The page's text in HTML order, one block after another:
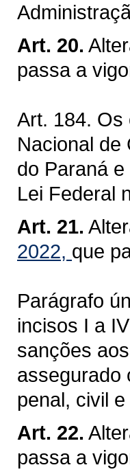
Art. 20.
passa a
Art. 184. Os
Nacional de
do Paraná
Lei Federal
Art. 21.
2022, que
Parágrafo
incisos I a
sanções
assegurado
penal, civil
Art. 22.
passa a